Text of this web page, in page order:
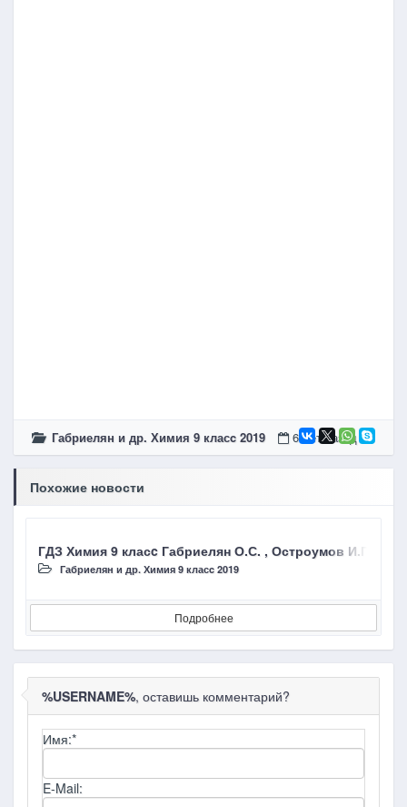
Габриелян и др. Химия 9 класc 2019 6 лет назад
Похожие новости
ГДЗ Химия 9 класc Габриелян О.С. , Остроумов
Габриелян и др. Химия 9 класc 2019
Подробнее
%USERNAME%, оставишь комментарий?
Имя:*
E-Mail: